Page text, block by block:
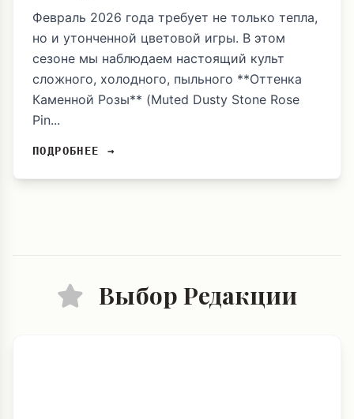
Февраль 2026 года требует не только тепла,
но и утонченной цветовой игры. В этом
сезоне мы наблюдаем настоящий культ
сложного, холодного, пыльного **Оттенка
Каменной Розы** (Muted Dusty Stone Rose
Pin...
ПОДРОБНЕЕ →
Выбор Редакции